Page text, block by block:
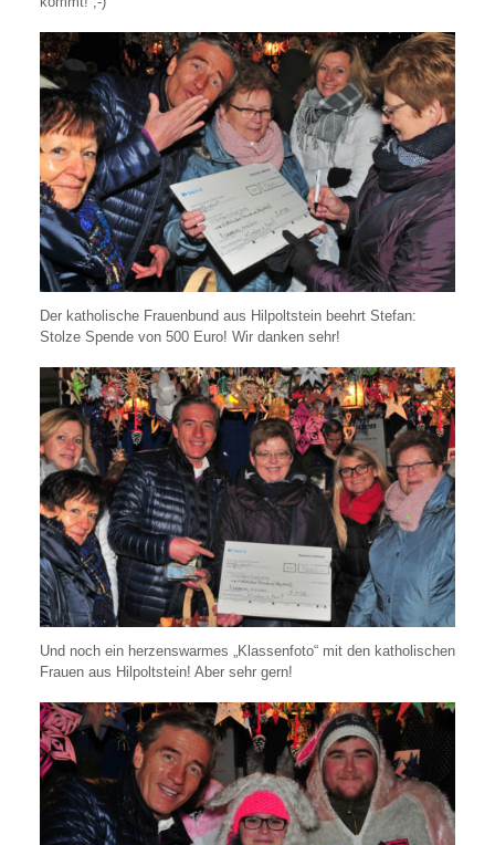
Der katholische Frauenbund aus Hilpoltstein beehrt Stefan:
Stolze Spende von 500 Euro! Wir danken sehr!
Und noch ein herzenswarmes „Klassenfoto“ mit den katholischen
Frauen aus Hilpoltstein! Aber sehr gern!